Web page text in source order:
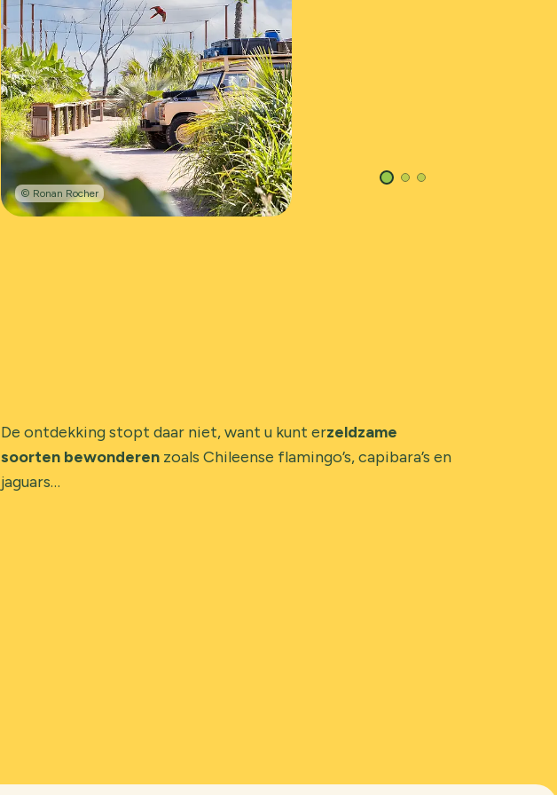
© Ronan Rocher
De ontdekking stopt daar niet, want u kunt erzeldzame
soorten bewonderenzoals Chileense flamingo’s, capibara’s en
jaguars…